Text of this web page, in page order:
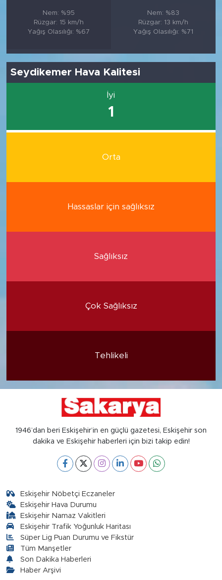
Nem: %95
Rüzgar: 15 km/h
Yağış Olasılığı: %67
Nem: %83
Rüzgar: 13 km/h
Yağış Olasılığı: %71
Seydikemer Hava Kalitesi
İyi
1
Orta
Hassaslar için sağlıksız
Sağlıksız
Çok Sağlıksız
Tehlikeli
1946’dan beri Eskişehir’in en güçlü gazetesi, Eskişehir son
dakika ve Eskişehir haberleri için bizi takip edin!
Eskişehir Nöbetçi Eczaneler
Eskişehir Hava Durumu
Eskişehir Namaz Vakitleri
Eskişehir Trafik Yoğunluk Haritası
Süper Lig Puan Durumu ve Fikstür
Tüm Manşetler
Son Dakika Haberleri
Haber Arşivi